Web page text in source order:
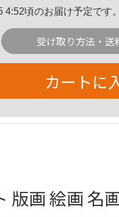
4:52頃のお届け予定です。
受け取り方法・送
カートに
版画 絵画 名